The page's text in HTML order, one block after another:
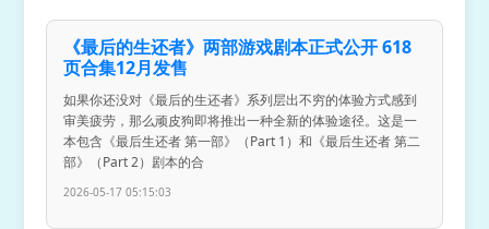
《最后的生还者》两部游戏剧本正式公开 618
页合集12月发售
如果你还没对《最后的生还者》系列层出不穷的体验方式感到
审美疲劳，那么顽皮狗即将推出一种全新的体验途径。这是一
本包含《最后生还者 第一部》（Part 1）和《最后生还者 第二
部》（Part 2）剧本的合
2026-05-17 05:15:03